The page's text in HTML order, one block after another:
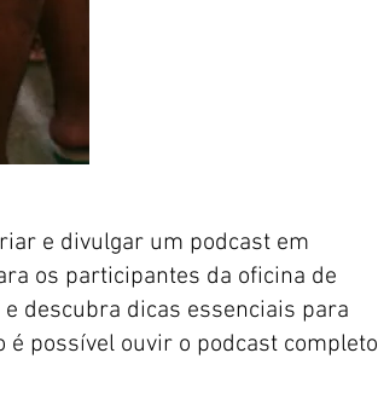
e divulgar um podcast em
os participantes da oficina de
descubra dicas essenciais para
possível ouvir o podcast completo